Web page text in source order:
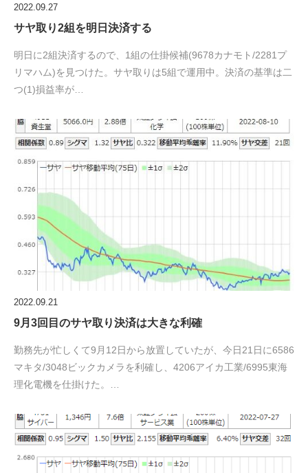
2022.09.27
サヤ取り2組を明日決済する
明日に2組決済するので、1組の仕掛候補(9678カナモト/2281プ
リマハム)を見つけた。サヤ取りは5組で運用中。決済の基準は二
つ(1)損益率が…
2022.09.21
9月3回目のサヤ取り決済は大きな利確
勤務先が忙しくて9月12日から放置していたが、今日21日に6586
マキタ/3048ビックカメラを利確し、4206アイカ工業/6995東海
理化電機を仕掛けた。…